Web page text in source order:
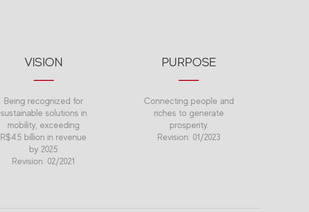
VISION
Being recognized for
sustainable solutions in
mobility, exceeding
R$4.5 billion in revenue
by 2025
Revision: 02/2021
PURPOSE
Connecting people and
riches to generate
prosperity.
Revision: 01/2023